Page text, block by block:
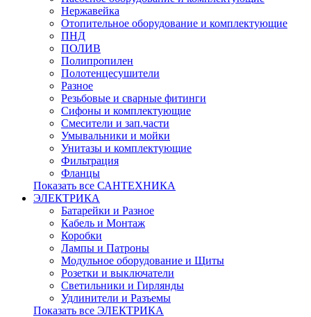
Нержавейка
Отопительное оборудование и комплектующие
ПНД
ПОЛИВ
Полипропилен
Полотенцесушители
Разное
Резьбовые и сварные фитинги
Сифоны и комплектующие
Смесители и зап.части
Умывальники и мойки
Унитазы и комплектующие
Фильтрация
Фланцы
Показать все САНТЕХНИКА
ЭЛЕКТРИКА
Батарейки и Разное
Кабель и Монтаж
Коробки
Лампы и Патроны
Модульное оборудование и Щиты
Розетки и выключатели
Светильники и Гирлянды
Удлинители и Разъемы
Показать все ЭЛЕКТРИКА